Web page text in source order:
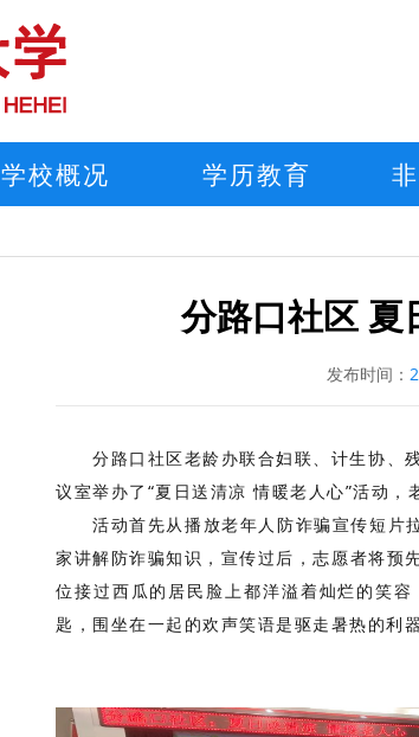
学校概况 学历教育
分路口社区 夏
发布时间：
分路口社区老龄办联合妇联、计生协、
议室举办了“夏日送清凉 情暖老人心”活动，
活动首先从播放老年人防诈骗宣传短片
家讲解防诈骗知识，宣传过后，志愿者将预
位接过西瓜的居民脸上都洋溢着灿烂的笑
匙，围坐在一起的欢声笑语是驱走暑热的利器